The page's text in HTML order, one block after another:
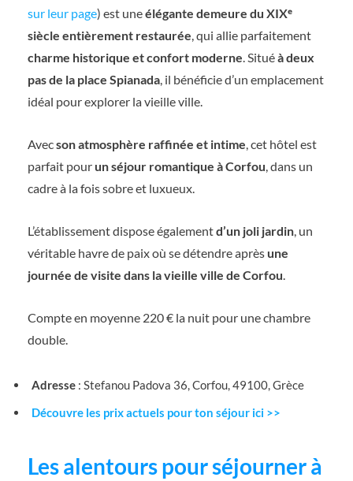
sur leur page) est uneélégante demeure du XIXᵉ
siècle entièrement restaurée, qui allie parfaitement
charme historique et confort moderne. Situéà deux
pas de la place Spianada, il bénéficie d’un emplacement
idéal pour explorer la vieille ville.
Avecson atmosphère raffinée et intime, cet hôtel est
parfait pour un séjour romantique à Corfou, dans un
cadre à la fois sobre et luxueux.
L’établissement dispose égalementd’un joli jardin, un
véritable havre de paix où se détendre après une
journée de visite dans la vieille ville de Corfou.
Compte en moyenne 220 € la nuit pour une chambre
double.
Adresse : Stefanou Padova 36, Corfou, 49100, Grèce
Découvre les prix actuels pour ton séjour ici >>
Les alentours pour séjourner à